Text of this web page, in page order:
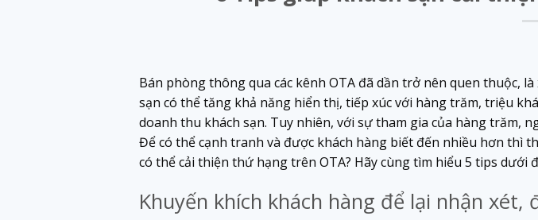
Bán phòng thông qua các kênh OTA đã dần trở nên quen thuộc,
sạn có thể tăng khả năng hiển thị, tiếp xúc với hàng trăm, triệu
doanh thu khách sạn. Tuy nhiên, với sự tham gia của hàng trăm,
Để có thể cạnh tranh và được khách hàng biết đến nhiều hơn thì
có thể cải thiện thứ hạng trên OTA? Hãy cùng tìm hiểu 5 tips dưới
Khuyến khích khách hàng để lại nhận xét,